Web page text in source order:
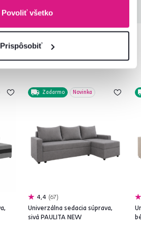
Povoliť všetko
Prispôsobiť
Zadarmo Novinka
4,4 67
Univerzálna sedacia súprava,
sivá PAULITA NEW